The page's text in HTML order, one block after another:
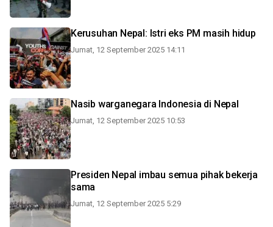
Kerusuhan Nepal: Istri eks PM masih hidup
Jumat, 12 September 2025 14:11
Nasib warganegara Indonesia di Nepal
Jumat, 12 September 2025 10:53
Presiden Nepal imbau semua pihak bekerja
sama
Jumat, 12 September 2025 5:29